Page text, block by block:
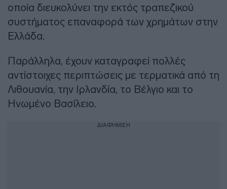
οποία διευκολύνει την εκτός τραπεζικού
συστήματος επαναφορά των χρημάτων στην
Ελλάδα.
Παράλληλα, έχουν καταγραφεί πολλές
αντίστοιχες περιπτώσεις με τερματικά από τη
Λιθουανία, την Ιρλανδία, το Βέλγιο και το
Ηνωμένο Βασίλειο.
ΔΙΑΦΗΜΙΣΗ